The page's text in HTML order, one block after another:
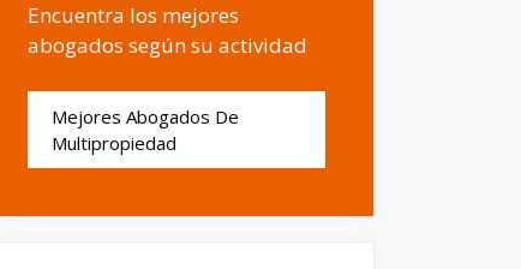
Encuentra los mejores
abogados según su actividad
Mejores Abogados De
Multipropiedad